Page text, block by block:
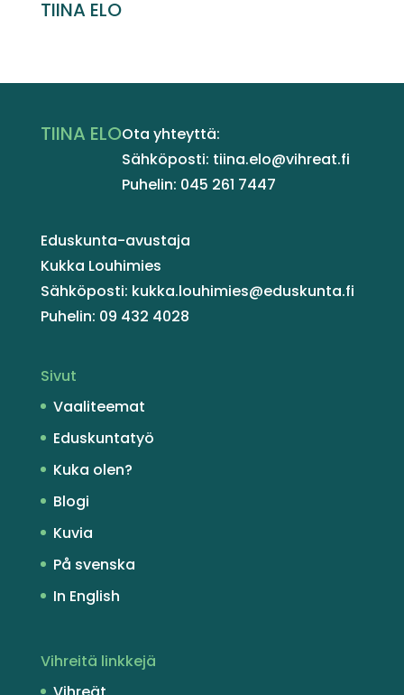
TIINA ELO
TIINA ELOOta yhteyttä:
Sähköposti: tiina.elo@vihreat.fi
Puhelin: 045 261 7447
Eduskunta-avustaja
Kukka Louhimies
Sähköposti: kukka.louhimies@eduskunta.fi
Puhelin: 09 432 4028
Sivut
Vaaliteemat
Eduskuntatyö
Kuka olen?
Blogi
Kuvia
På svenska
In English
Vihreitä linkkejä